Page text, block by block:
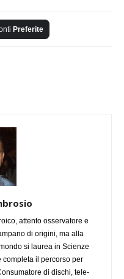
Preferite
attento osservatore e
di origini, ma alla
si laurea in Scienze
completa il percorso per
di dischi, tele-